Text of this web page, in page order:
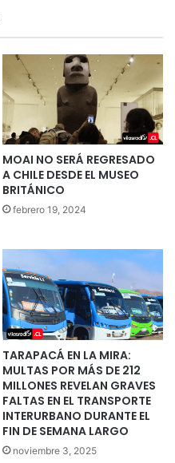
MOAI NO SERÁ REGRESADO
A CHILE DESDE EL MUSEO
BRITÁNICO
febrero 19, 2024
TARAPACÁ EN LA MIRA:
MULTAS POR MÁS DE 212
MILLONES REVELAN GRAVES
FALTAS EN EL TRANSPORTE
INTERURBANO DURANTE EL
FIN DE SEMANA LARGO
noviembre 3, 2025